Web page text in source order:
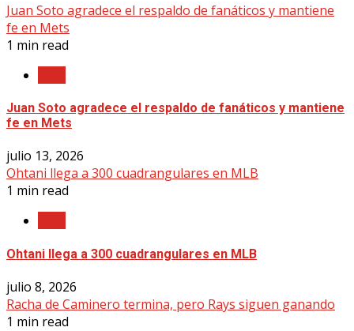
Juan Soto agradece el respaldo de fanáticos y mantiene
fe en Mets
1 min read
Juan Soto agradece el respaldo de fanáticos y mantiene
fe en Mets
julio 13, 2026
Ohtani llega a 300 cuadrangulares en MLB
1 min read
Ohtani llega a 300 cuadrangulares en MLB
julio 8, 2026
Racha de Caminero termina, pero Rays siguen ganando
1 min read